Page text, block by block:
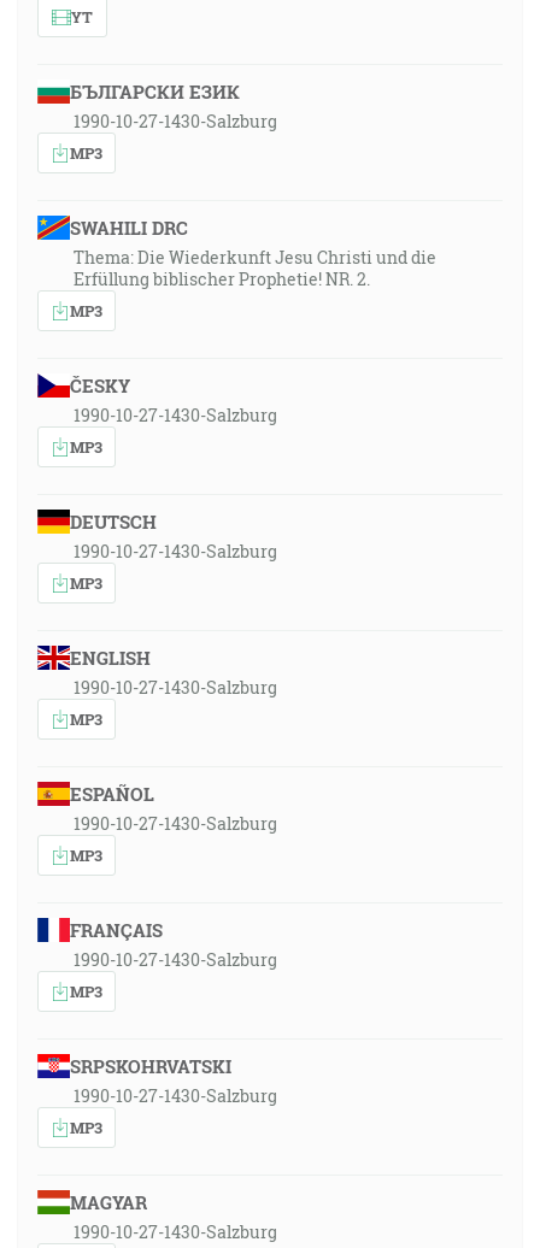
YT
БЪЛГАРСКИ ЕЗИК
1990-10-27-1430-Salzburg
MP3
SWAHILI DRC
Thema: Die Wiederkunft Jesu Christi und die
Erfüllung biblischer Prophetie! NR. 2.
MP3
ČESKY
1990-10-27-1430-Salzburg
MP3
DEUTSCH
1990-10-27-1430-Salzburg
MP3
ENGLISH
1990-10-27-1430-Salzburg
MP3
ESPAÑOL
1990-10-27-1430-Salzburg
MP3
FRANÇAIS
1990-10-27-1430-Salzburg
MP3
SRPSKOHRVATSKI
1990-10-27-1430-Salzburg
MP3
MAGYAR
1990-10-27-1430-Salzburg